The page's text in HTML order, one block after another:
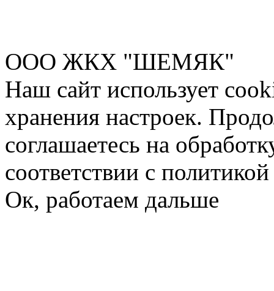
ООО ЖКХ "ШЕМЯК"
Наш сайт использует
хранения настроек.
соглашаетесь на
соответствии с
Ок, работаем дальше